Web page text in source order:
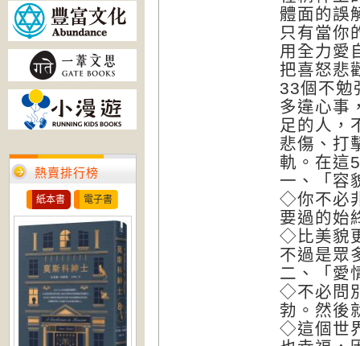
熱賣排行榜
紙本書 電子書
體面的誤
只有當你
用全力愛
把喜怒悲
33個不勉
多違心事
足的人，
悲傷、打
軌。在這
一、「容
◇你不必
要過的始
◇比美貌
不過是眾
二、「愛
◇不必問
勃。然後
◇這個世